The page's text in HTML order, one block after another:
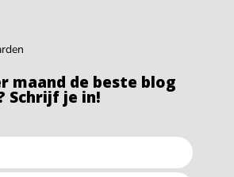
maand de beste blog
Schrijf je in!